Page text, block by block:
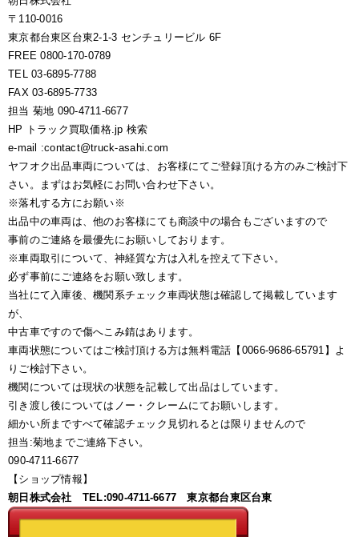
〒110-0016
東京都台東区台東2-1-3 センチュリービル 6F
FREE 0800-170-0789
TEL 03-6895-7788
FAX 03-6895-7733
担当 菊地 090-4711-6677
HP トラック買取価格.jp 検索
e-mail :contact@truck-asahi.com
ヤフオク出品車両については、お客様にてご登録頂ける方のみご検討下
さい。まずはお気軽にお問い合わせ下さい。
※落札する方にお願い※
出品中の車両は、他のお客様にても商談中の場合もございますので
事前のご連絡を最優先にお願いしております。
※車両取引について、神経質な方は入札を控えて下さい。
必ず事前にご連絡をお願い致します。
当社にて入庫後、機関系チェック車両状態は確認して掲載しています
が、
中古車ですので傷へこみ錆はあります。
車両状態についてはご検討頂ける方は無料電話【0066-9686-65791】よ
りご検討下さい。
機関については現状の状態を記載して出品はしています。
引き渡し後についてはノー・クレームにてお願いします。
細かい所まですべて確認チェック見切れるとは限りませんので
担当:菊地までご連絡下さい。
090-4711-6677
【ショップ情報】
朝日株式会社 TEL:090-4711-6677 東京都台東区台東